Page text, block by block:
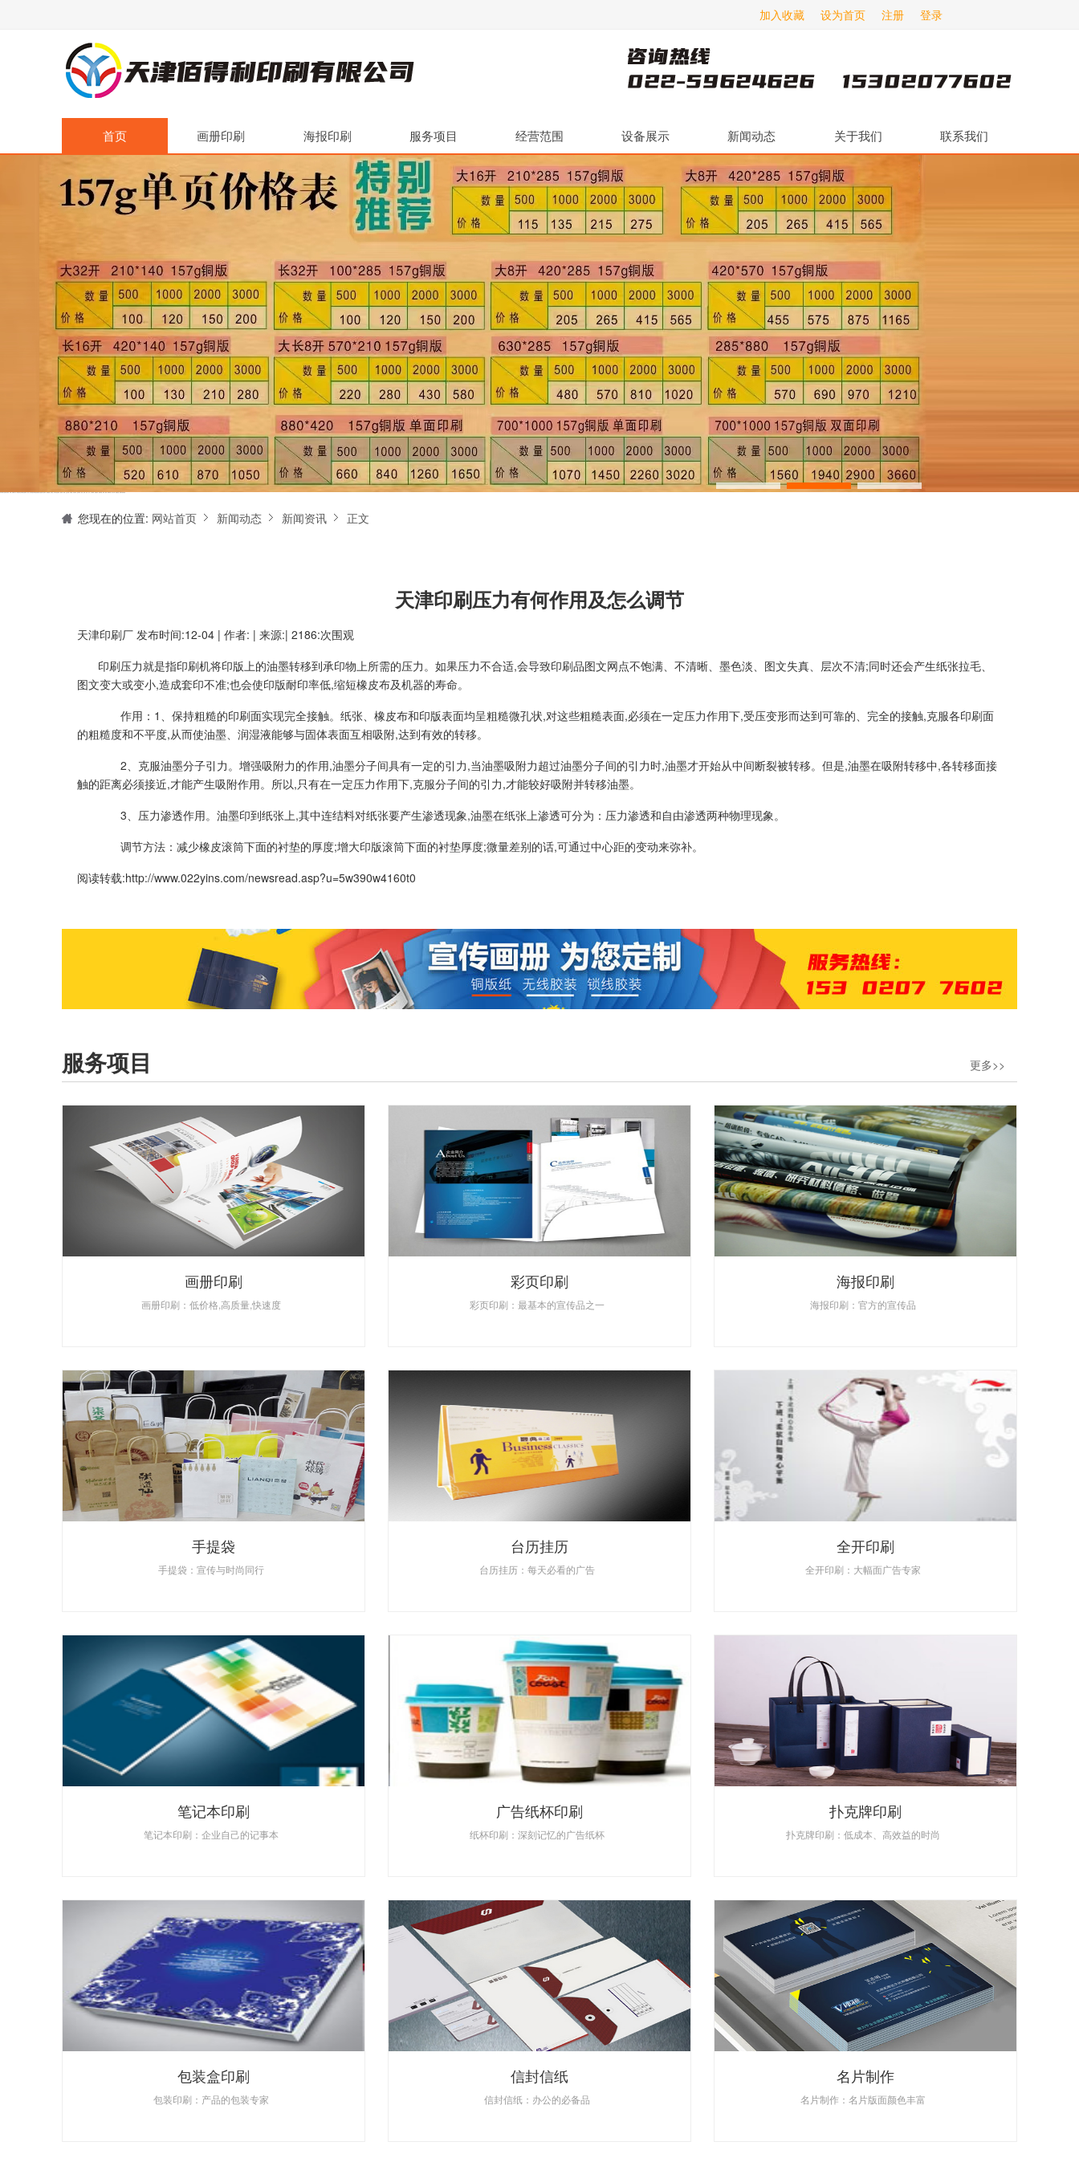
登录
注册
设为首页
加入收藏
首页 画册印刷 海报印刷 服务项目 经营范围 设备展示 新闻动态 关于我们 联系我们
您现在的位置: 网站首页 新闻动态 新闻资讯 正文
天津印刷压力有何作用及怎么调节
天津印刷厂 发布时间:12-04 | 作者: | 来源:| 2186:次围观
印刷压力就是指印刷机将印版上的油墨转移到承印物上所需的压力。如果压力不合适,会导致印刷品图文网点不饱满、不清晰、墨色淡、图文失真、层次不清;同时还会产生纸张拉毛、
图文变大或变小,造成套印不准;也会使印版耐印率低,缩短橡皮布及机器的寿命。
作用：1、保持粗糙的印刷面实现完全接触。纸张、橡皮布和印版表面均呈粗糙微孔状,对这些粗糙表面,必须在一定压力作用下,受压变形而达到可靠的、完全的接触,克服各印刷面
的粗糙度和不平度,从而使油墨、润湿液能够与固体表面互相吸附,达到有效的转移。
2、克服油墨分子引力。增强吸附力的作用,油墨分子间具有一定的引力,当油墨吸附力超过油墨分子间的引力时,油墨才开始从中间断裂被转移。但是,油墨在吸附转移中,各转移面接
触的距离必须接近,才能产生吸附作用。所以,只有在一定压力作用下,克服分子间的引力,才能较好吸附并转移油墨。
3、压力渗透作用。油墨印到纸张上,其中连结料对纸张要产生渗透现象,油墨在纸张上渗透可分为：压力渗透和自由渗透两种物理现象。
调节方法：减少橡皮滚筒下面的衬垫的厚度;增大印版滚筒下面的衬垫厚度;微量差别的话,可通过中心距的变动来弥补。
阅读转载:http://www.022yins.com/newsread.asp?u=5w390w4160t0
服务项目 更多>>
画册印刷
画册印刷：低价格,高质量,快速度
彩页印刷
彩页印刷：最基本的宣传品之一
海报印刷
海报印刷：官方的宣传品
手提袋
手提袋：宣传与时尚同行
台历挂历
台历挂历：每天必看的广告
全开印刷
全开印刷：大幅面广告专家
笔记本印刷
笔记本印刷：企业自己的记事本
广告纸杯印刷
纸杯印刷：深刻记忆的广告纸杯
扑克牌印刷
扑克牌印刷：低成本、高效益的时尚
包装盒印刷
包装印刷：产品的包装专家
信封信纸
信封信纸：办公的必备品
名片制作
名片制作：名片版面颜色丰富